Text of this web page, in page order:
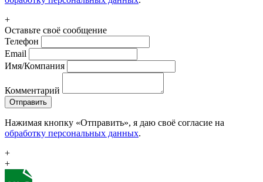
+
Оставьте своё сообщение
Телефон
Email
Имя/Компания
Комментарий
Отправить
Нажимая кнопку «Отправить», я даю своё согласие на
обработку персональных данных.
+
+